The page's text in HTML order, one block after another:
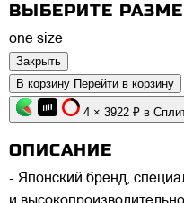
ВЫБЕРИТЕ
one size
Закрыть
В корзину Перейти в корзину
ОПИСАНИЕ
- Японский бренд,